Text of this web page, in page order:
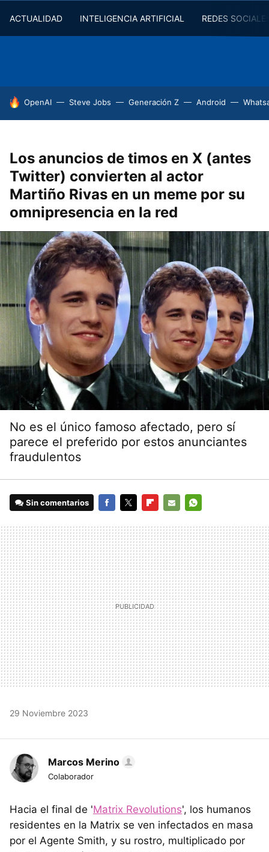
ACTUALIDAD INTELIGENCIA ARTIFICIAL REDES
HOY SE HABLA DE
OpenAI Steve Jobs Generación Z Android
Los anuncios de timos en X (antes
Twitter) convierten al actor
Martiño Rivas en un meme por su
omnipresencia en la red
No es el único famoso afectado, pero sí
parece el preferido por estos anunciantes
fraudulentos
Sin comentarios
MAIL
29 Noviembre 2023
Marcos Merino
Colaborador
Hacia el final de 'Matrix Revolutions', los humanos
residentes en la Matrix se ven infectados en masa
por el Agente Smith, y su rostro, multiplicado por